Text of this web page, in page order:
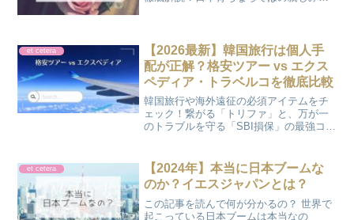
力を紐解きます。
et cetera
【2026最新】韓国旅行は個人手
配が正解？格安ツアー vs エクス
ペディア・トラベルコを徹底比較
韓国旅行や海外遠征の必須アイテムをチ
ェック！繋がる「トリファ」と、万が一
のトラブルを守る「SBI損保」の最強コン
心・快適なネット環境」と「備え」の作
り方はこちら。
et cetera
【2024年】本当に日本ブームな
のか？イエスジャパンとは？
この記事を読んで何が分かるの？ 世界で
起こっている日本ブームは本当なの